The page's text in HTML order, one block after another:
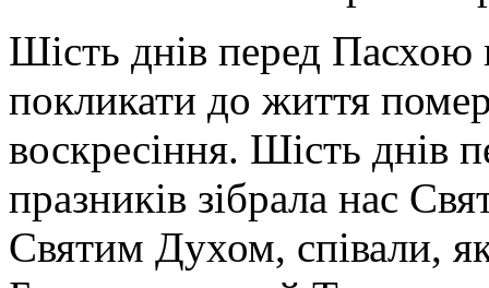
Шість днів перед
покликати до життя
воскресіння. Шість днів
празників зібрала нас
Святим Духом, співали,